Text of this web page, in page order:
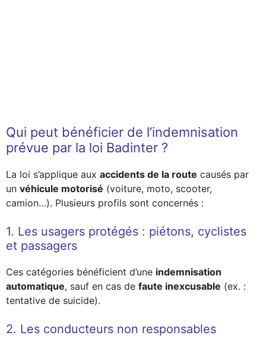
Qui peut bénéficier de l’indemnisation
prévue par la loi Badinter ?
La loi s’applique aux accidents de la route causés par
un véhicule motorisé (voiture, moto, scooter,
camion…). Plusieurs profils sont concernés :
1. Les usagers protégés : piétons, cyclistes
et passagers
Ces catégories bénéficient d’une indemnisation
automatique, sauf en cas de faute inexcusable (ex. :
tentative de suicide).
2. Les conducteurs non responsables